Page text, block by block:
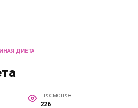
ДИЕТА
ПРОСМОТРОВ
226